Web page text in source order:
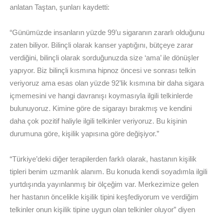
anlatan Taştan, şunları kaydetti:
“Günümüzde insanların yüzde 99’u sigaranın zararlı olduğunu
zaten biliyor. Bilinçli olarak kanser yaptığını, bütçeye zarar
verdiğini, bilinçli olarak sorduğunuzda size ‘ama’ ile dönüşler
yapıyor. Biz bilinçli kısmına hipnoz öncesi ve sonrası telkin
veriyoruz ama esas olan yüzde 92’lik kısmına bir daha sigara
içmemesini ve hangi davranışı koymasıyla ilgili telkinlerde
bulunuyoruz. Kimine göre de sigarayı bırakmış ve kendini
daha çok pozitif haliyle ilgili telkinler veriyoruz. Bu kişinin
durumuna göre, kişilik yapısına göre değişiyor.”
“Türkiye’deki diğer terapilerden farklı olarak, hastanın kişilik
tipleri benim uzmanlık alanım. Bu konuda kendi soyadımla ilgili
yurtdışında yayınlanmış bir ölçeğim var. Merkezimize gelen
her hastanın öncelikle kişilik tipini keşfediyorum ve verdiğim
telkinler onun kişilik tipine uygun olan telkinler oluyor” diyen